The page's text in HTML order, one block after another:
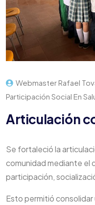
Webmaster Rafael
Participación Social En
Articulación
Se fortaleció la
comunidad mediante el
participación,
Esto permitió consolidar